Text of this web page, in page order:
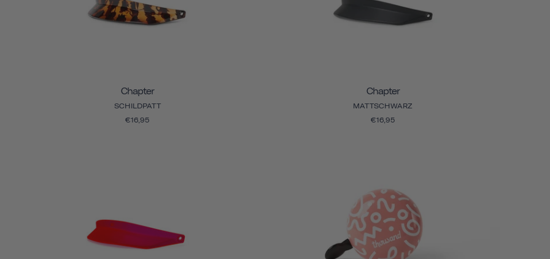
Chapter
SCHILDPATT
€16,95
Chapter
MATTSCHWARZ
€16,95